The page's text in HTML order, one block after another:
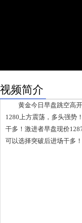
视频简介
黄金今日早盘跳空高开
1280上方震荡，多头强势
干多！激进者早盘现价
可以选择突破后进场干多！